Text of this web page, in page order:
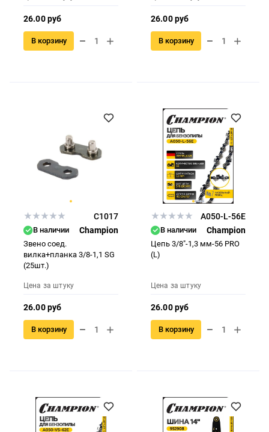
26.00 руб
В корзину
26.00 руб
В корзину
C1017
В наличии Champion
Звено соед.
вилка+планка 3/8-1,1 SG
(25шт.)
Цена за штуку
26.00 руб
В корзину
A050-L-56E
В наличии Champion
Цепь 3/8"-1,3 мм-56 PRO
(L)
Цена за штуку
26.00 руб
В корзину